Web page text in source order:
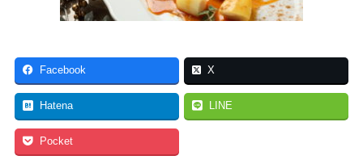
Facebook X
Hatena LINE
Pocket